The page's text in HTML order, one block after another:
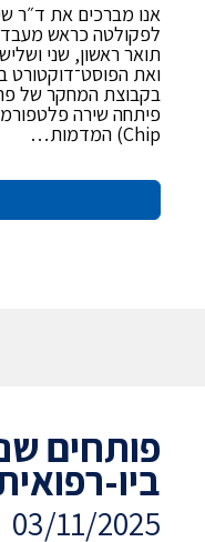
אנו מברכים את ד״ר
לפקולטה כראש
תואר ראשון, שני
ואת הפוסט־דוקטורט
בקבוצת המחקר של
Chip) המדמות…
פותחים
ביו-
03/11/2025